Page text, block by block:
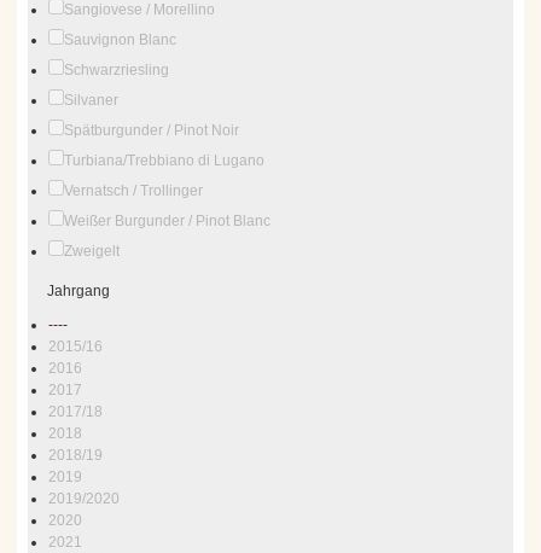
Sangiovese / Morellino
Sauvignon Blanc
Schwarzriesling
Silvaner
Spätburgunder / Pinot Noir
Turbiana/Trebbiano di Lugano
Vernatsch / Trollinger
Weißer Burgunder / Pinot Blanc
Zweigelt
Jahrgang
----
2015/16
2016
2017
2017/18
2018
2018/19
2019
2019/2020
2020
2021